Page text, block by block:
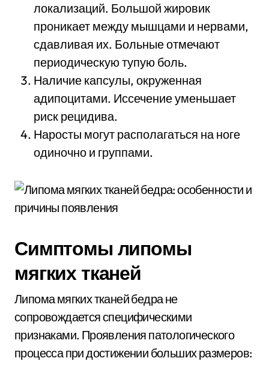
локализаций. Большой жировик
проникает между мышцами и нервами,
сдавливая их. Больные отмечают
периодическую тупую боль.
Наличие капсулы, окруженная
адипоцитами. Иссечение уменьшает
риск рецидива.
Наросты могут располагаться на ноге
одиночно и группами.
Симптомы липомы
мягких тканей
Липома мягких тканей бедра не
сопровождается специфическими
признаками. Проявления патологического
процесса при достижении больших размеров: